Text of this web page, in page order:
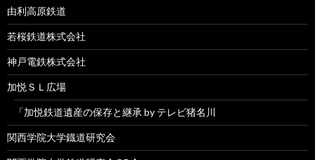
由利高原鉄道
若桜鉄道株式会社
神戸電鉄株式会社
加悦ＳＬ広場
「加悦鉄道遺産の保存と継承 by テレビ猪名川
関西学院大学鐡道研究会